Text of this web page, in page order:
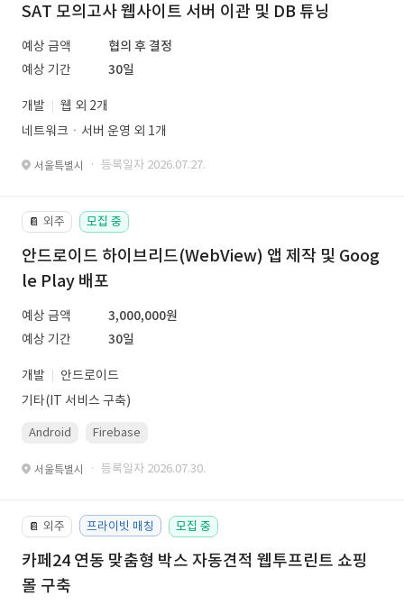
SAT 모의고사 웹사이트 서버 이관 및 DB 튜닝
예상 금액
협의 후 결정
예상 기간
30일
개발
웹 외 2개
네트워크ㆍ서버 운영 외 1개
서울특별시 · 등록일자 2026.07.27.
📔 외주 모집 중
안드로이드 하이브리드(WebView) 앱 제작 및 Goog
le Play 배포
예상 금액
3,000,000원
예상 기간
30일
개발
안드로이드
기타(IT 서비스 구축)
Android Firebase
서울특별시 · 등록일자 2026.07.30.
📔 외주 프라이빗 매칭 모집 중
카페24 연동 맞춤형 박스 자동견적 웹투프린트 쇼핑
몰 구축